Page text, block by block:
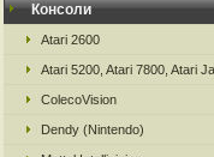
Консоли
Atari 2600
Atari 5200, Atari 7800, Atari
ColecoVision
Dendy (Nintendo)